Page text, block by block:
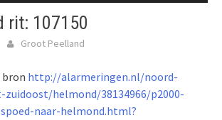
rit: 107150
Groot Peelland
bron http://alarmeringen.nl/noord-
helmond/38134966/p2000-
naar-helmond.html?